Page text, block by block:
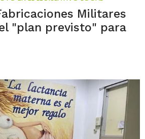
Militares
"plan previsto" para